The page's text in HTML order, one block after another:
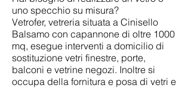
uno specchio su misura?
Vetrofer, vetreria situata a Cinisello
Balsamo con capannone di oltre 1000
mq, esegue interventi a domicilio di
sostituzione vetri finestre, porte,
balconi e vetrine negozi. Inoltre si
occupa della fornitura e posa di vetri e